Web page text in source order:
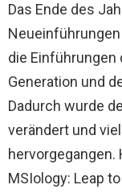
Das Ende des
die Einführungen
Generation und
Dadurch wurde
verändert und
hervorgegangen.
MSIology: Leap